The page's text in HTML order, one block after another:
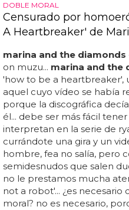
DOBLE MORAL
Censurado por
A Heartbreaker' de
marina and the diamonds
on muzu... marina and the
'how to be a heartbreaker',
aquel cuyo vídeo se había
porque la discográfica
él... debe ser más fácil
interpretan en la serie de
currándote una gira y un
hombre, fea no salía, pero
semidesnudos que salen
no le prestamos mucha
not a robot'... ¿es
moral? no es necesario,